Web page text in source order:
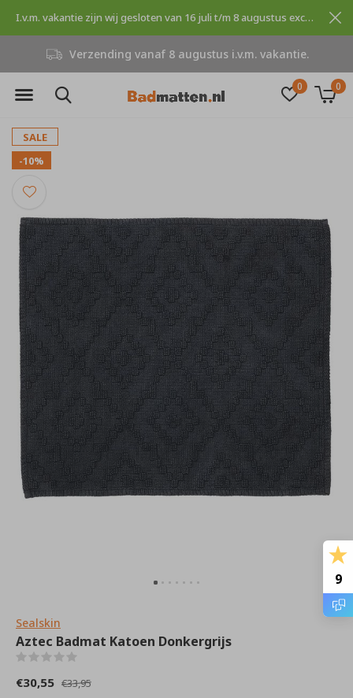
0 0
Verzending vanaf 8 augustus i.v.m. vakantie.
I.v.m. vakantie zijn wij gesloten van 16 juli t/m 8 augustus excuses voor dit ongemak.
SALE
-10%
Sealskin
Aztec Badmat Katoen Donkergrijs
€30,55 €33,95
9